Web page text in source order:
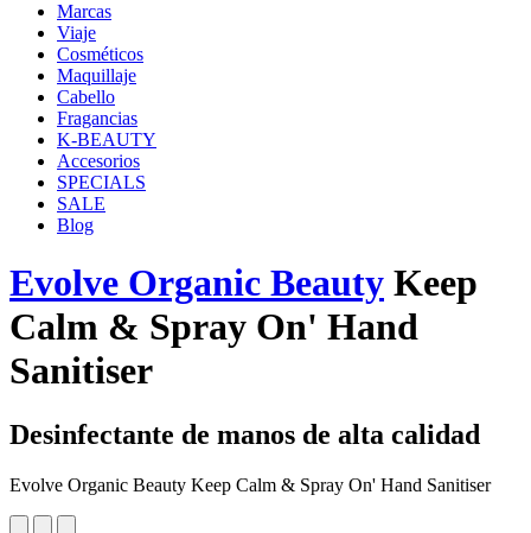
Marcas
Viaje
Cosméticos
Maquillaje
Cabello
Fragancias
K-BEAUTY
Accesorios
SPECIALS
SALE
Blog
Evolve Organic Beauty Keep
Calm & Spray On' Hand
Sanitiser
Desinfectante de manos de alta calidad
Evolve Organic Beauty Keep Calm & Spray On' Hand Sanitiser